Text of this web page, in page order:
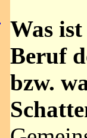
Was
Beruf
bzw.